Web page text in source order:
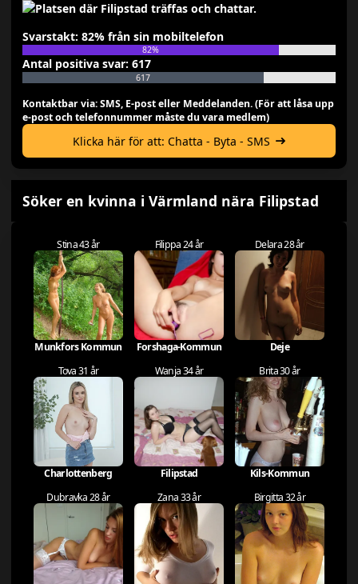
Svarstakt: 82% från sin mobiltelefon
82%
Antal positiva svar: 617
617
Kontaktbar via: SMS, E-post eller Meddelanden. (För att låsa upp
e-post och telefonnummer måste du vara medlem)
Klicka här för att: Chatta - Byta - SMS
Söker en kvinna i Värmland nära Filipstad
Stina 43 år
Munkfors Kommun
Filippa 24 år
Forshaga-Kommun
Delara 28 år
Deje
Tova 31 år
Charlottenberg
Wanja 34 år
Filipstad
Brita 30 år
Kils-Kommun
Dubravka 28 år
Zana 33 år Birgitta 32 år